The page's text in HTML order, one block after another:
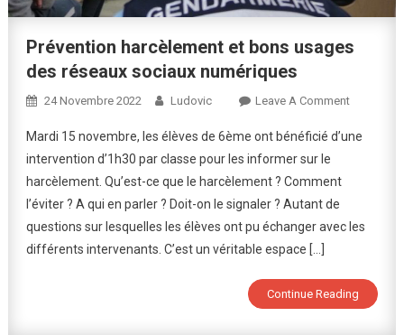
Prévention harcèlement et bons usages
des réseaux sociaux numériques
24 Novembre 2022 Ludovic Leave A CommentOn
Des
Mardi 15 novembre, les élèves de 6ème ont bénéficié d’une
intervention d’1h30 par classe pour les informer sur le
harcèlement. Qu’est-ce que le harcèlement ? Comment
l’éviter ? A qui en parler ? Doit-on le signaler ? Autant de
questions sur lesquelles les élèves ont pu échanger avec les
différents intervenants. C’est un véritable espace […]
Continue Reading